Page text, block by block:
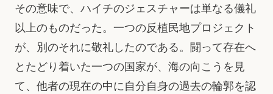
その意味で、ハイチのジェスチャーは単なる儀礼
以上のものだった。一つの反植民地プロジェクト
が、別のそれに敬礼したのである。闘って存在へ
とたどり着いた一つの国家が、海の向こうを見
て、他者の現在の中に自分自身の過去の輪郭を認